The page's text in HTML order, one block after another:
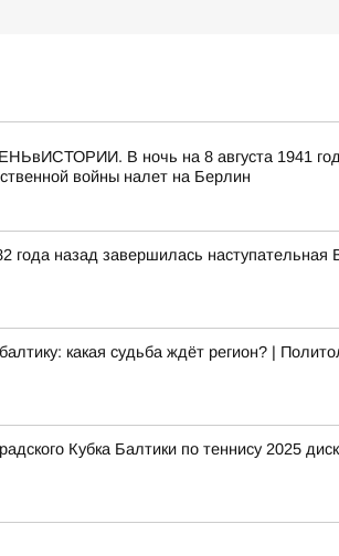
В ночь на 8 августа 1941
войны налет на Берлин
года назад завершилась наступательная
какая судьба ждёт регион? |
Кубка Балтики по теннису 2025